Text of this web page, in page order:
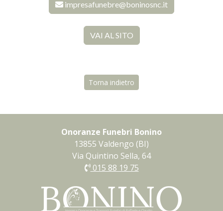
impresafunebre@boninosnc.it
VAI AL SITO
Torna indietro
Onoranze Funebri Bonino
13855 Valdengo (BI)
Via Quintino Sella, 64
015 88 19 75